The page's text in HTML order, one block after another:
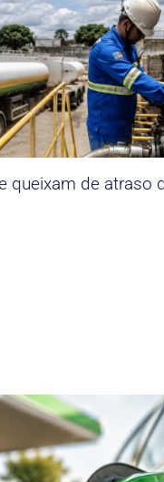
queixam de atraso